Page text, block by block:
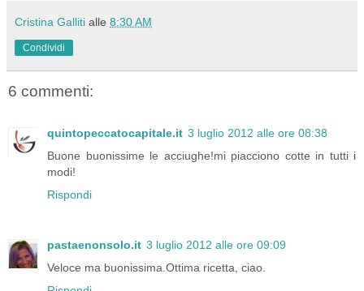
Cristina Galliti alle 8:30 AM
Condividi
6 commenti:
quintopeccatocapitale.it 3 luglio 2012 alle ore 08:38
Buone buonissime le acciughe!mi piacciono cotte in tutti i
modi!
Rispondi
pastaenonsolo.it 3 luglio 2012 alle ore 09:09
Veloce ma buonissima.Ottima ricetta, ciao.